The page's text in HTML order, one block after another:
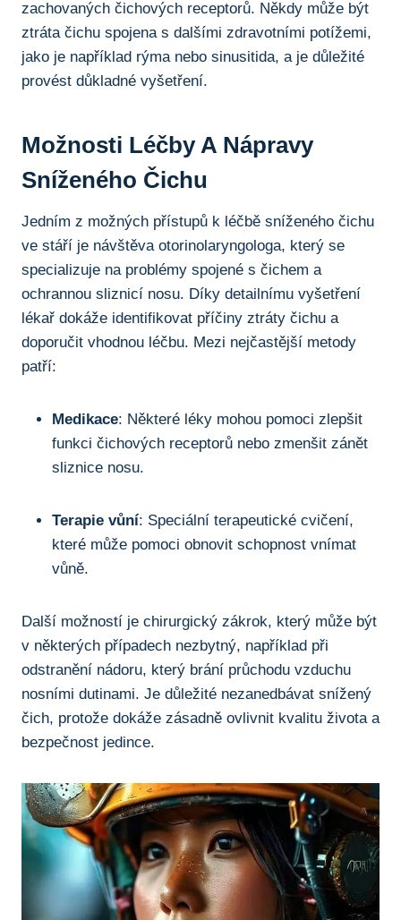
zachovaných čichových receptorů. Někdy může ​být ​
ztráta čichu spojena s ⁣dalšími⁤ zdravotními potížemi,
jako je například rýma ⁣nebo sinusitida, ‌a ‌je‌ důležité
provést⁤ důkladné vyšetření.
Možnosti Léčby A Nápravy
⁤sníženého Čichu
Jedním z možných ‌přístupů k ‌léčbě sníženého čichu
ve stáří je návštěva‍ otorinolaryngologa, který‌ se⁤
specializuje na problémy spojené s ⁤čichem a
ochrannou sliznicí nosu.‍ Díky detailnímu vyšetření⁢
lékař dokáže identifikovat příčiny‍ ztráty ‌čichu a
doporučit ⁤vhodnou‌ léčbu. Mezi nejčastější metody⁢
patří:
Medikace: Některé léky ‍mohou pomoci zlepšit
funkci čichových receptorů nebo zmenšit zánět​
sliznice nosu.
Terapie ⁤vůní: Speciální terapeutické cvičení,‍
které může pomoci obnovit schopnost ‌vnímat
vůně.
Další možností je chirurgický zákrok, který může‌ být
v některých případech nezbytný, například při
odstranění nádoru,⁢ který brání ⁢průchodu⁢ vzduchu
nosními dutinami. Je důležité nezanedbávat snížený
čich, protože dokáže zásadně ovlivnit ⁤kvalitu života a
bezpečnost jedince.